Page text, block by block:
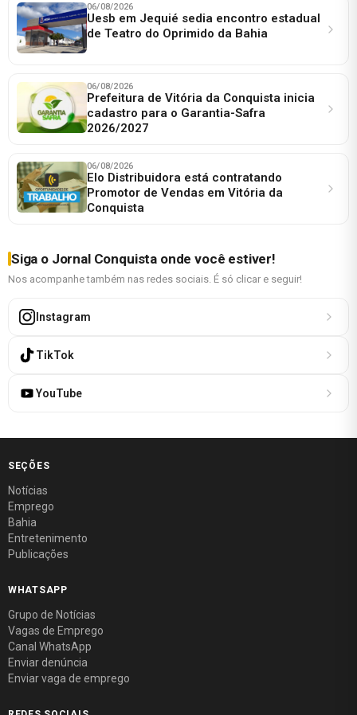
06/08/2026
Uesb em Jequié sedia encontro estadual
de Teatro do Oprimido da Bahia
06/08/2026
Prefeitura de Vitória da Conquista inicia
cadastro para o Garantia-Safra
2026/2027
06/08/2026
Elo Distribuidora está contratando
Promotor de Vendas em Vitória da
Conquista
Siga o Jornal Conquista onde você estiver!
Nos acompanhe também nas redes sociais. É só clicar e seguir!
Instagram
TikTok
YouTube
SEÇÕES
Notícias
Emprego
Bahia
Entretenimento
Publicações
WHATSAPP
Grupo de Notícias
Vagas de Emprego
Canal WhatsApp
Enviar denúncia
Enviar vaga de emprego